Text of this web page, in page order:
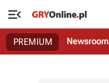

PREMIUM Newsroom